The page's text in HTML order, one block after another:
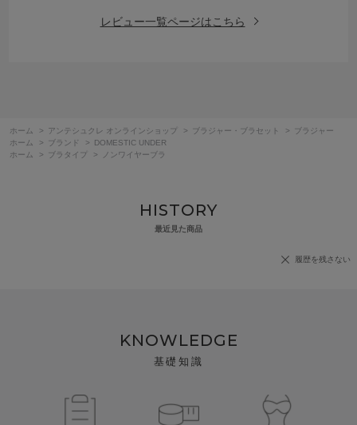
レビュー一覧ページはこちら
ホーム > アンテシュクレ オンラインショップ > ブラジャー・ブラセット >
ブラジャー
ホーム
> ブランド >
DOMESTIC UNDER
ホーム
> ブラタイプ > ノンワイヤーブラ
HISTORY
最近見た商品
履歴を残さない
KNOWLEDGE
基礎知識